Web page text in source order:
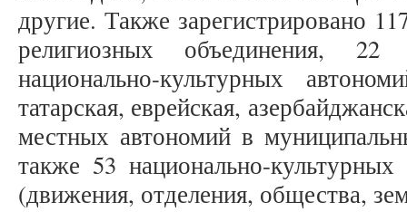
другие. Также зарегистрировано
религиозных объединения,
национально-культурных
татарская, еврейская,
местных автономий в
также 53 национально-
(движения, отделения, общества,